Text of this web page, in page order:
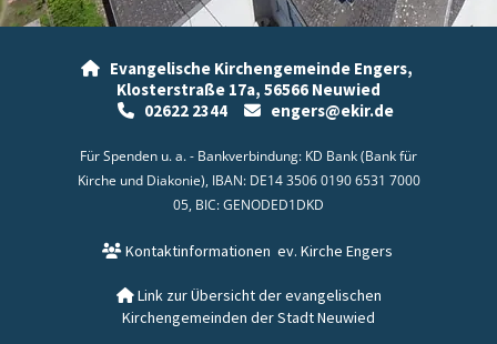

Evangelische Kirchengemeinde Engers,
Klosterstraße 17a, 56566 Neuwied
02622 2344 engers@ekir.de
Für Spenden u. a. - Bankverbindung: KD Bank (Bank für
Kirche und Diakonie), IBAN: DE14 3506 0190 6531 7000
05, BIC: GENODED1DKD
Kontaktinformationen ev. Kirche Engers
Link zur Übersicht der evangelischen
Kirchengemeinden der Stadt Neuwied